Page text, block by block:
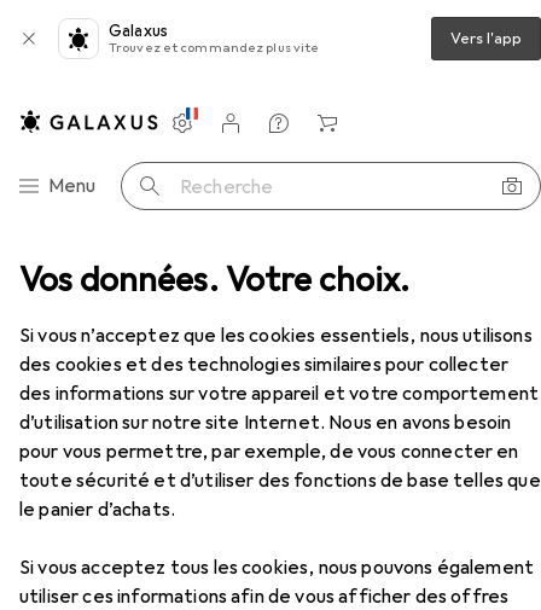
Vos données. Votre choix.
Si vous n’acceptez que les cookies essentiels, nous utilisons
des cookies et des technologies similaires pour collecter
des informations sur votre appareil et votre comportement
d’utilisation sur notre site Internet. Nous en avons besoin
pour vous permettre, par exemple, de vous connecter en
toute sécurité et d’utiliser des fonctions de base telles que
le panier d’achats.
Si vous acceptez tous les cookies, nous pouvons également
utiliser ces informations afin de vous afficher des offres
Galaxus
Trouvez et commandez plus vite Vers l'app
Navigation par catégorie
Menu Recherche
Paramètres
Compte client
Listes de comparaison
Listes d'envies
Panier
Smile4Life Brosse à dents manuelle Rockee Quackie
Rockee Quackie
Souple, 1x